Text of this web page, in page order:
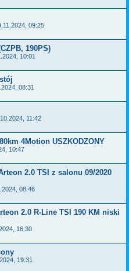
09:25
190PS)
10:01
08:31
11:42
4Motion USZKODZONY
10:47
2.0 TSI z salonu 09/2020
08:46
2.0 R-Line TSI 190 KM niski
16:30
19:31